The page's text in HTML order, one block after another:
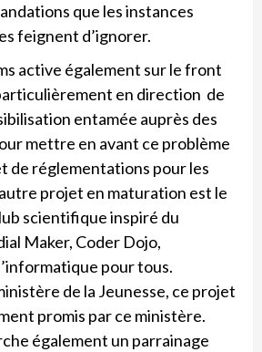
que les instances
feignent d’ignorer.
active également sur le front
en direction de
entamée auprès des
mettre en avant ce problème
de réglementations pour les
projet en maturation est le
scientifique inspiré du
Maker, Coder Dojo,
pour tous.
de la Jeunesse, ce projet
promis par ce ministère.
également un parrainage